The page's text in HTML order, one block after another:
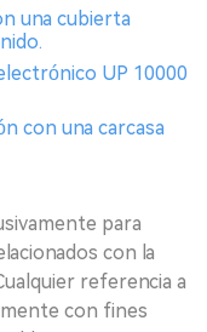
una cubierta
UP 10000
con una carcasa
para
con la
referencia a
con fines